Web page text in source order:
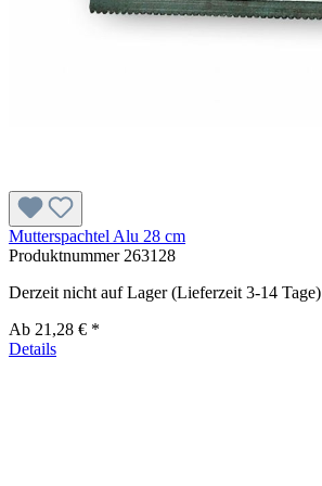
Mutterspachtel Alu 28 cm
Produktnummer 263128
Derzeit nicht auf Lager (Lieferzeit 3-14 Tage)
Ab 21,28 € *
Details